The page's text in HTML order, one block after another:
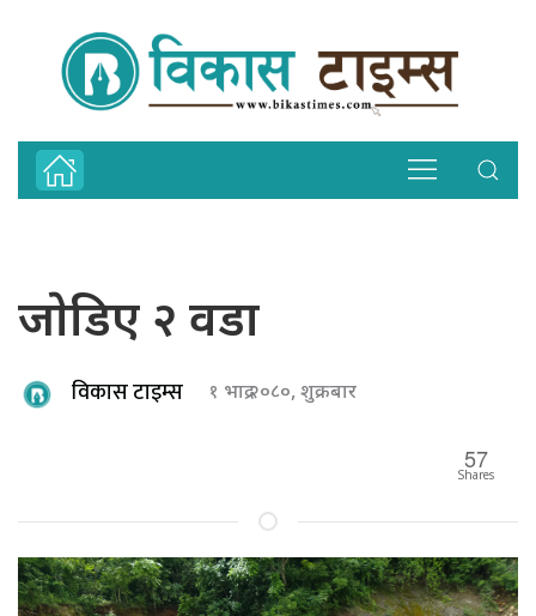
जाेडिए २ वडा
विकास टाइम्स १ भाद्र २०८०, शुक्रबार
57
Shares